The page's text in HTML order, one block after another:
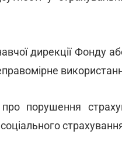
дирекції Фонду
про порушення